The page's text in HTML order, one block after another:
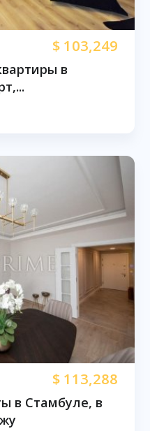
$ 103,249
в
$ 113,288
в Стамбуле, в